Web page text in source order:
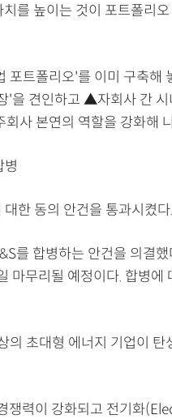
를 높이는 것이 포트폴리
포트폴리오'를 이미 구축해
'을 견인하고 ▲자회사 간
사 본연의 역할을 강화해
병
한 동의 안건을 통과시켰다.
를 합병하는 안건을 의결했
마무리될 예정이다. 합병에
초대형 에너지 기업이 탄
쟁력이 강화되고 전기화